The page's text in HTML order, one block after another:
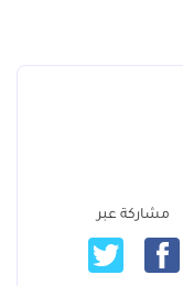
مشاركة عبر